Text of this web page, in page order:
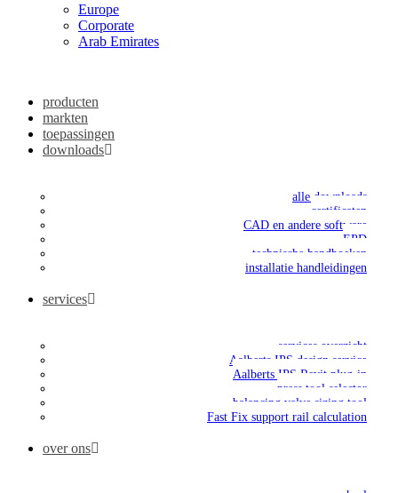
Europe
Corporate
Arab Emirates
producten
markten
toepassingen
downloads
alle downloads
certificaten
CAD en andere software
EPD
technische handboeken
installatie handleidingen
services
services overzicht
Aalberts IPS design service
Aalberts IPS Revit plug-in
press tool selector
balancing valve sizing tool
Fast Fix support rail calculation
over ons